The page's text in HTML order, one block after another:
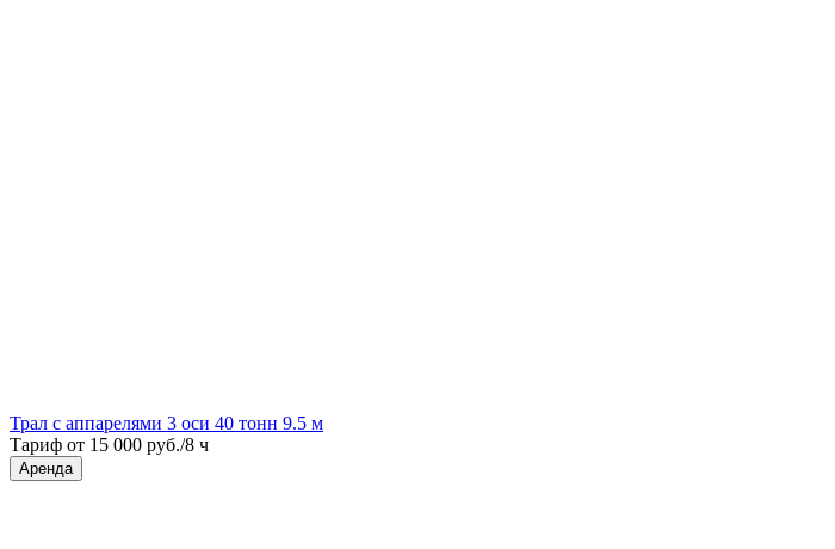
Трал с аппарелями 3 оси 40 тонн 9.5 м
Тариф от 15 000 руб./8 ч
Аренда